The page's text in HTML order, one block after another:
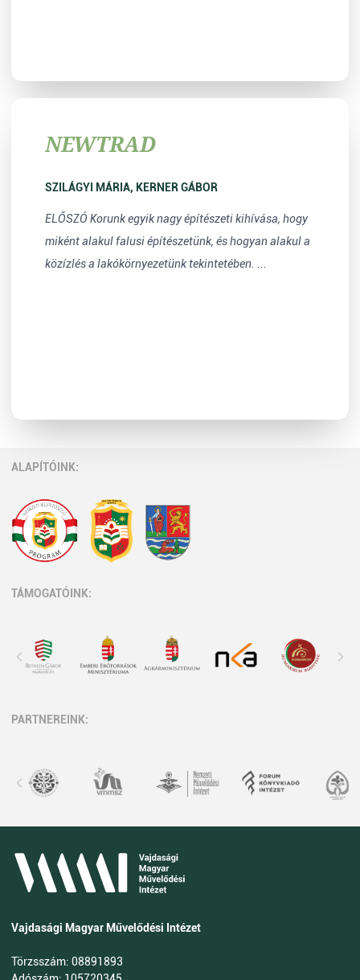
NEWTRAD
SZILÁGYI MÁRIA, KERNER GÁBOR
ELŐSZÓ Korunk egyik nagy építészeti kihívása, hogy
miként alakul falusi építészetünk, és hogyan alakul a
közízlés a lakókörnyezetünk tekintetében. ...
ALAPÍTÓINK:
TÁMOGATÓINK:
PARTNEREINK:
Vajdasági Magyar Művelődési Intézet
Törzsszám: 08891893